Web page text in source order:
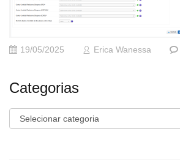
19/05/2025 Erica Wanessa
Categorias
Categorias